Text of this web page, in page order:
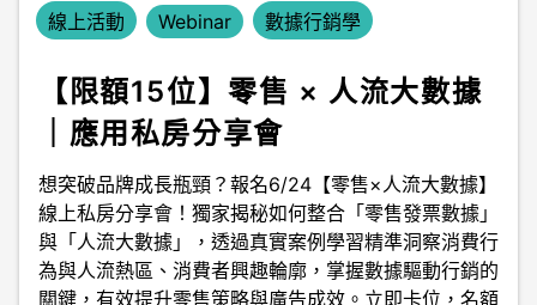
線上活動 Webinar 數據行銷學
【限額15位】零售 × 人流大數據
｜應用私房分享會
想突破品牌成長瓶頸？報名6/24【零售×人流大數據】
線上私房分享會！獨家揭秘如何整合「零售發票數據」
與「人流大數據」，透過真實案例學習精準洞察消費行
為與人流熱區、消費者興趣輪廓，掌握數據驅動行銷的
關鍵，有效提升零售策略與廣告成效。立即卡位，名額